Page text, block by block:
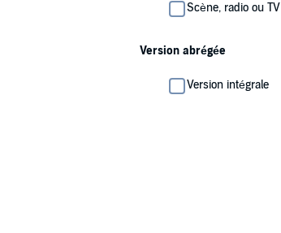
Scène, radio ou TV
Version abrégée
Version intégrale